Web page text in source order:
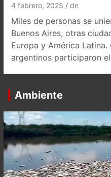
4 febrero, 2025 dn
Miles de personas se
Buenos Aires, otras
Europa y América
argentinos participaron
Ambiente